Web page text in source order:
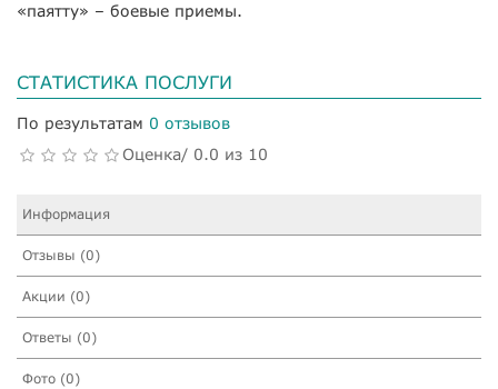
«паятту» – боевые приемы.
СТАТИСТИКА ПОСЛУГИ
По результатам 0 отзывов
Оценка/ 0.0 из 10
Информация
Отзывы (0)
Акции (0)
Ответы (0)
Фото (0)